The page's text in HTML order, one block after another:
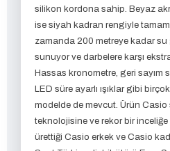
silikon kordona sahip. Beyaz
ise siyah kadran rengiyle
zamanda 200 metreye kadar su
sunuyor ve darbelere karşı
Hassas kronometre, geri sayım
LED süre ayarlı ışıklar gibi
modelde de mevcut. Ürün Casio
teknolojisine ve rekor bir inceliğe
ürettiği Casio erkek ve Casio